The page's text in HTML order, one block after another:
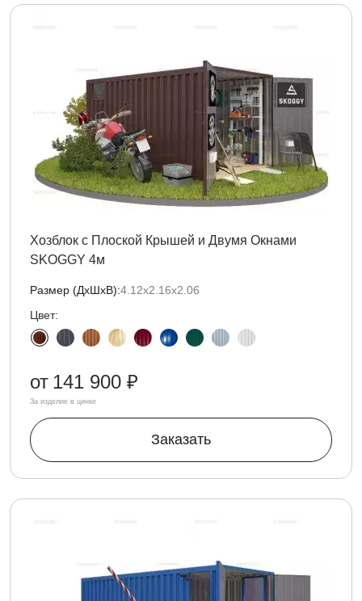
Хозблок с Плоской Крышей и Двумя Окнами
SKOGGY 4м
Размер (ДxШxВ):4.12х2.16х2.06
Цвет:
от 141 900 ₽
За изделие в цинке
Заказать